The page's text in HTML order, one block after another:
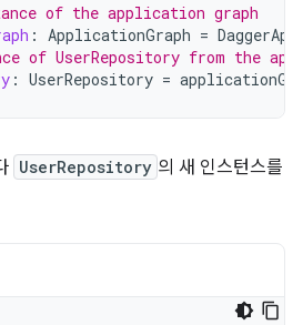
of the application graph
: ApplicationGraph =
of UserRepository from the
: UserRepository =
UserRepository 의 새 인스턴스를